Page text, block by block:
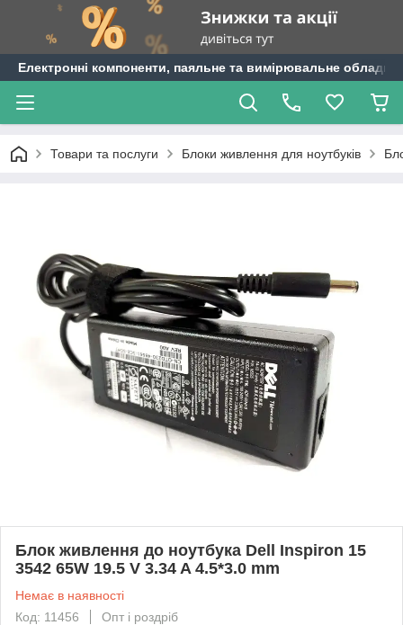
Електронні компоненти, паяльне та вимірювальне
Товари та послуги Блоки живлення для ноутбуків
Блок живлення до ноутбука Dell Inspiron 15
3542 65W 19.5 V 3.34 A 4.5*3.0 mm
Немає в наявності
Код: 11456
Опт і роздріб